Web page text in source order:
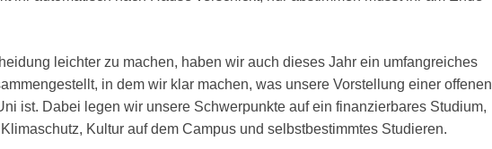
leichter zu machen, haben wir auch dieses Jahr ein umfangreiches
in dem wir klar machen, was unsere Vorstellung einer offenen
ist. Dabei legen wir unsere Schwerpunkte auf ein finanzierbares Studium,
Kultur auf dem Campus und selbstbestimmtes Studieren.